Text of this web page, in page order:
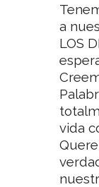
a
LOS
vida